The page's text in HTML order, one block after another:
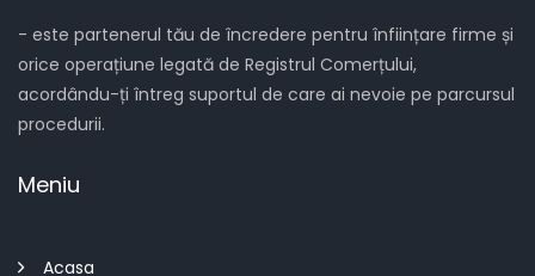
- este partenerul tău de încredere pentru înființare firme și
orice operațiune legată de Registrul Comerțului,
acordându-ți întreg suportul de care ai nevoie pe parcursul
procedurii.
Meniu
Acasa